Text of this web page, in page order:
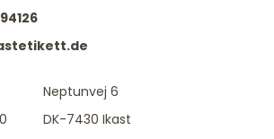
Neptunvej 6
DK-7430 Ikast